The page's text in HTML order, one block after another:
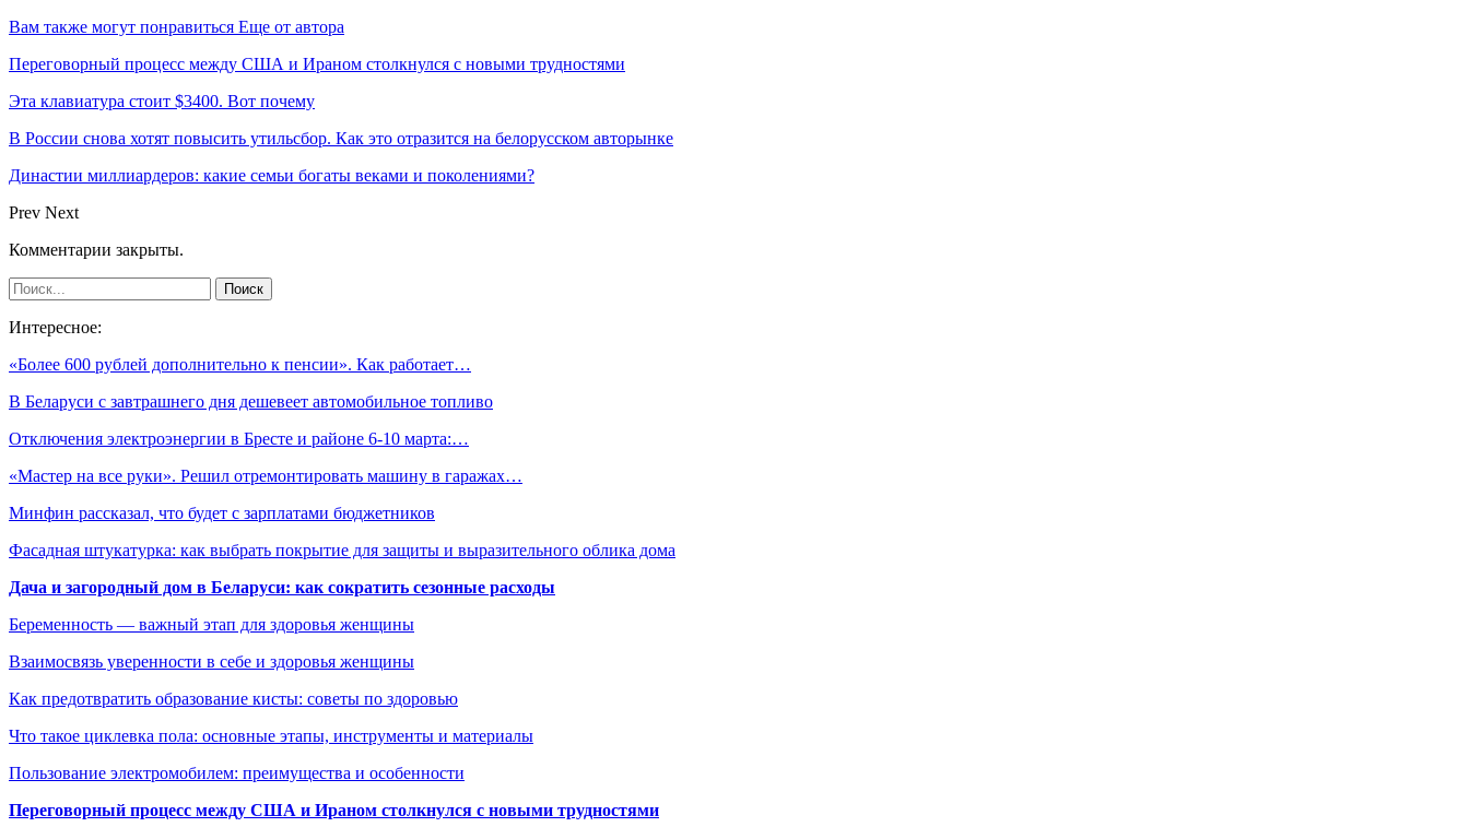
Вам также могут понравиться Еще от автора
Переговорный процесс между США и Ираном столкнулся с новыми трудностями
Эта клавиатура стоит $3400. Вот почему
В России снова хотят повысить утильсбор. Как это отразится на белорусском авторынке
Династии миллиардеров: какие семьи богаты веками и поколениями?
Prev Next
Комментарии закрыты.
Интересное:
«Более 600 рублей дополнительно к пенсии». Как работает…
В Беларуси с завтрашнего дня дешевеет автомобильное топливо
Отключения электроэнергии в Бресте и районе 6-10 марта:…
«Мастер на все руки». Решил отремонтировать машину в гаражах…
Минфин рассказал, что будет с зарплатами бюджетников
Фасадная штукатурка: как выбрать покрытие для защиты и выразительного облика дома
Дача и загородный дом в Беларуси: как сократить сезонные расходы
Беременность — важный этап для здоровья женщины
Взаимосвязь уверенности в себе и здоровья женщины
Как предотвратить образование кисты: советы по здоровью
Что такое циклевка пола: основные этапы, инструменты и материалы
Пользование электромобилем: преимущества и особенности
Переговорный процесс между США и Ираном столкнулся с новыми трудностями